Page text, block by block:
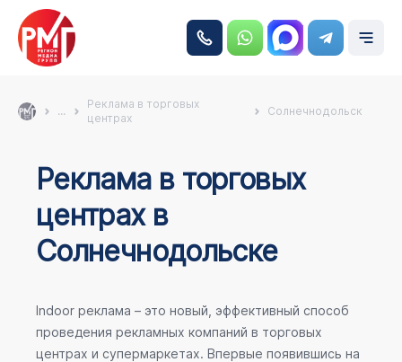
...
Реклама в торговых
центрах
Солнечнодольск
Реклама в торговых
центрах в
Солнечнодольске
Indoor реклама – это новый, эффективный способ
проведения рекламных компаний в торговых
центрах и супермаркетах. Впервые появившись на